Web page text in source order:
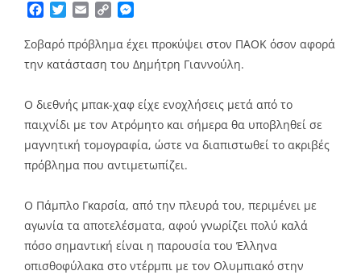
Facebook
TwitterEmailCopy
Σοβαρό πρόβλημα έχει προκύψει στον ΠΑΟΚ όσον αφορά
την κατάσταση του Δημήτρη Γιαννούλη.
Ο διεθνής μπακ-χαφ είχε ενοχλήσεις μετά από το
παιχνίδι με τον Ατρόμητο και σήμερα θα υποβληθεί σε
μαγνητική τομογραφία, ώστε να διαπιστωθεί το ακριβές
πρόβλημα που αντιμετωπίζει.
Ο Πάμπλο Γκαρσία, από την πλευρά του, περιμένει με
αγωνία τα αποτελέσματα, αφού γνωρίζει πολύ καλά
πόσο σημαντική είναι η παρουσία του Έλληνα
οπισθοφύλακα στο ντέρμπι με τον Ολυμπιακό στην